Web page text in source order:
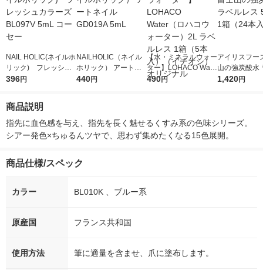
NAIL HOLIC(ネイルホ
リック) フレッシュ
カラーズ BL097V 5m
396円
NAILHOLIC（ネイル
ホリック） アートネ
イル GD019A 5mL
440円
【水・ミネラルウォー
ター】LOHACO Wate
r（ロハコウォータ
490円
アイリスフー
山の強炭酸水
レス 500ml 1
1,420円
商品説明
指先に血色感を与え、指先を長く魅せるくすみ系の色味シリーズ。
シアー発色×ちゅるんツヤで、思わず集めたくなる15色展開。
商品仕様/スペック
カラー BL010K 、ブルー系
原産国 フランス共和国
使用方法 筆に適量を含ませ、爪に塗布します。